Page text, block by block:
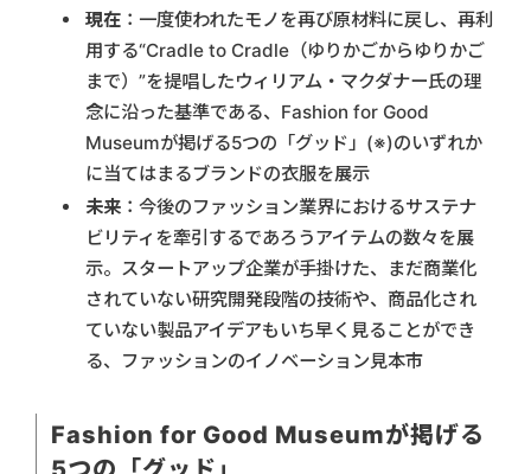
現在 ：一度使われたモノを再び原材料に戻し、再利
用する“Cradle to Cradle（ゆりかごからゆりかご
まで）”を提唱したウィリアム・マクダナー氏の理
念に沿った基準である、Fashion for Good
Museumが掲げる5つの「グッド」(※)のいずれか
に当てはまるブランドの衣服を展示
未来 ：今後のファッション業界におけるサステナ
ビリティを牽引するであろうアイテムの数々を展
示。スタートアップ企業が手掛けた、まだ商業化
されていない研究開発段階の技術や、商品化され
ていない製品アイデアもいち早く見ることができ
る、ファッションのイノベーション見本市
Fashion for Good Museumが掲げる